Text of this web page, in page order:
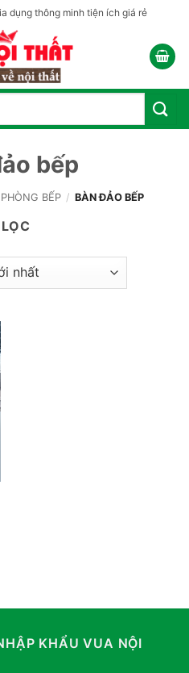
dụng thông minh tiện ích giá rẻ
bếp
BẾP / BÀN ĐẢO BẾP
LỌC
KHẨU VUA NỘI